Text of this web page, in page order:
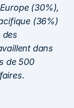
(30%),
(36%)
des
dans
de 500